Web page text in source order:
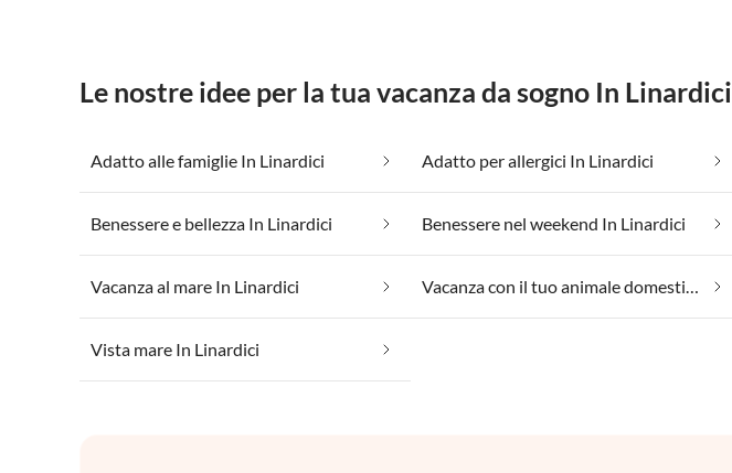
Le nostre idee per la tua vacanza da sogno In Linardici
Adatto alle famiglie In Linardici Adatto per allergici In Linardici
Benessere e bellezza In Linardici Benessere nel weekend In Linardici
Vacanza al mare In Linardici Vacanza con il tuo animale domestico In Linardici
Vista mare In Linardici